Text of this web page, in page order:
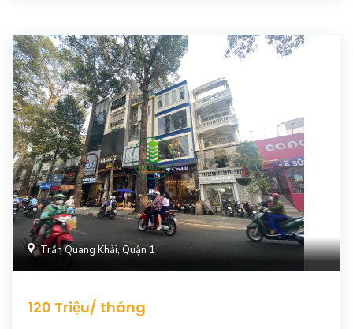
Trần Quang Khải, Quận 1
120 Triệu/ tháng